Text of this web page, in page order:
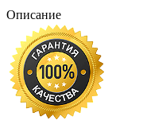
Описание